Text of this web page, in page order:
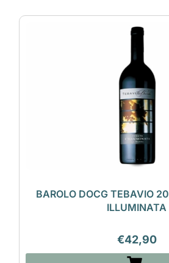
BAROLO DOCG TEBAVIO
ILLUMINATA
€42,90